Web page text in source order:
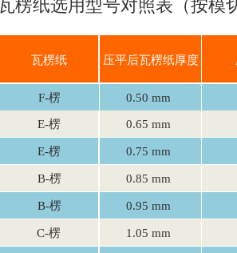
瓦楞纸选用型号对照表（按模
0.50 mm
压平后瓦楞纸厚度
F-楞
瓦楞纸
0.65 mm
0.75 mm
0.85 mm
0.95 mm
1.05 mm
E-楞
E-楞
B-楞
B-楞
C-楞